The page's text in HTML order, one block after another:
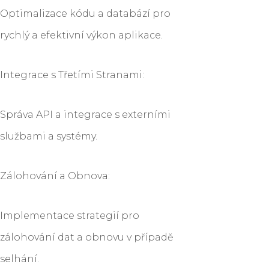
Optimalizace kódu a databází pro
rychlý a efektivní výkon aplikace.
Integrace s Třetími Stranami:
Správa API a integrace s externími
službami a systémy.
Zálohování a Obnova:
Implementace strategií pro
zálohování dat a obnovu v případě
selhání.